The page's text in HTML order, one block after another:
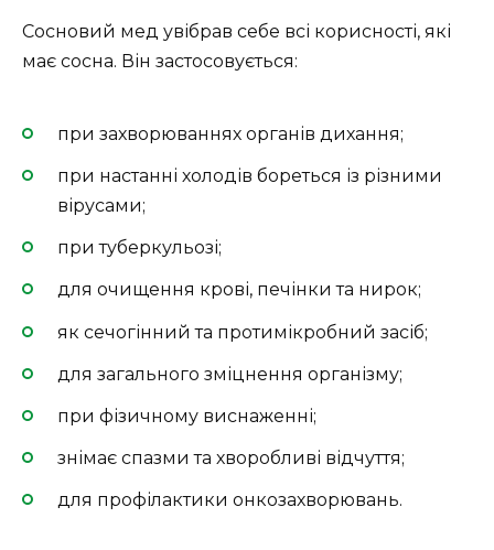
Сосновий мед увібрав себе всі корисності, які
має сосна. Він застосовується:
при захворюваннях органів дихання;
при настанні холодів бореться із різними
вірусами;
при туберкульозі;
для очищення крові, печінки та нирок;
як сечогінний та протимікробний засіб;
для загального зміцнення організму;
при фізичному виснаженні;
знімає спазми та хворобливі відчуття;
для профілактики онкозахворювань.